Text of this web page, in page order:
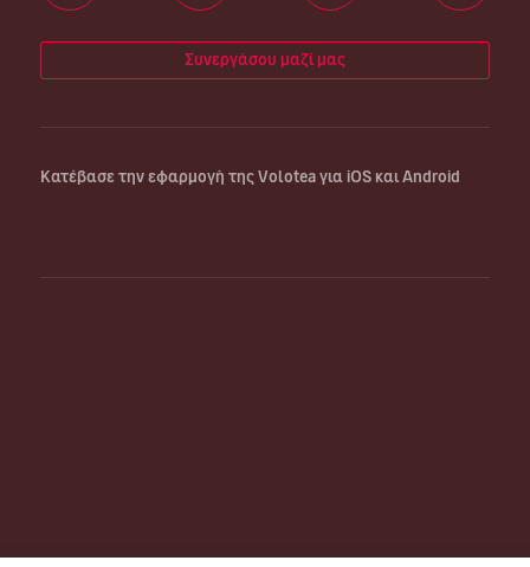
Συνεργάσου μαζί μας
Κατέβασε την εφαρμογή της Volotea για iOS και Android